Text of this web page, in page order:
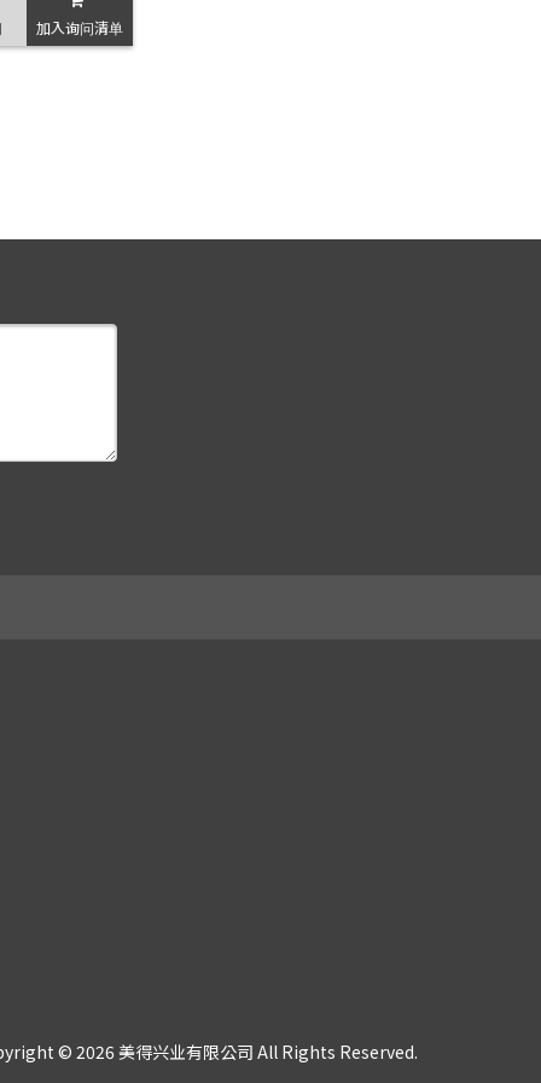
加入询问清单
© 2026 美得兴业有限公司 All Rights Reserved.